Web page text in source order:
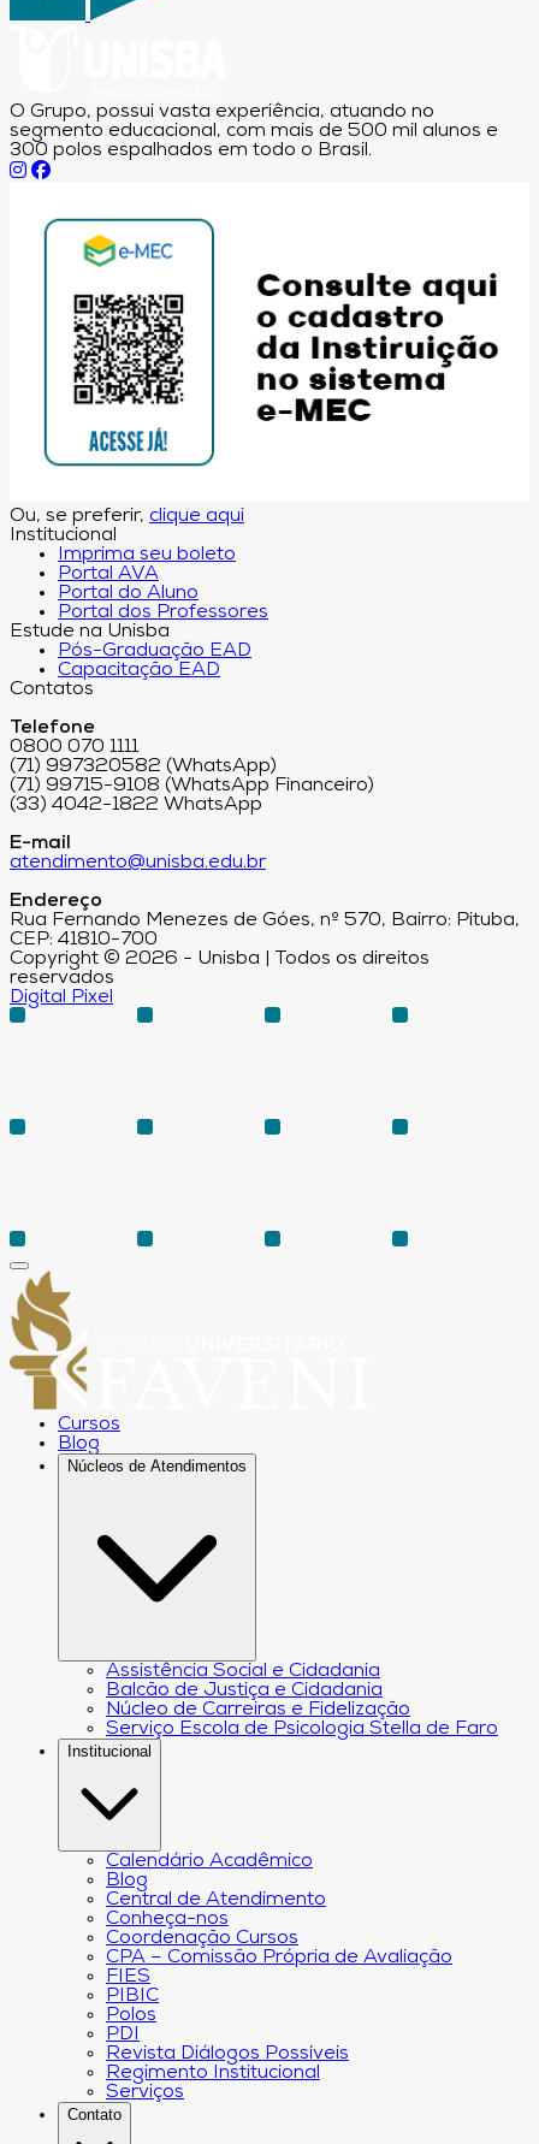
O Grupo, possui vasta experiência, atuando no
segmento educacional, com mais de 500 mil alunos e
300 polos espalhados em todo o Brasil.
Ou, se preferir, clique aqui
Institucional
Imprima seu boleto
Portal AVA
Portal do Aluno
Portal dos Professores
Estude na Unisba
Pós-Graduação EAD
Capacitação EAD
Contatos
Telefone
0800 070 1111
(71) 997320582 (WhatsApp)
(71) 99715-9108 (WhatsApp Financeiro)
(33) 4042-1822 WhatsApp
E-mail
atendimento@unisba.edu.br
Endereço
Rua Fernando Menezes de Góes, nº 570, Bairro: Pituba,
CEP: 41810-700
Copyright © 2026 - Unisba | Todos os direitos
reservados
Digital Pixel
Cursos
Blog
Núcleos de Atendimentos
Assistência Social e Cidadania
Balcão de Justiça e Cidadania
Núcleo de Carreiras e Fidelização
Serviço Escola de Psicologia Stella de Faro
Institucional
Calendário Acadêmico
Blog
Central de Atendimento
Conheça-nos
Coordenação Cursos
CPA – Comissão Própria de Avaliação
FIES
PIBIC
Polos
PDI
Revista Diálogos Possíveis
Regimento Institucional
Serviços
Contato